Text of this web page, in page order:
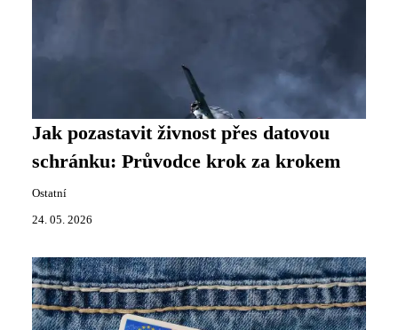
Jak pozastavit živnost přes datovou
schránku: Průvodce krok za krokem
Ostatní
24. 05. 2026